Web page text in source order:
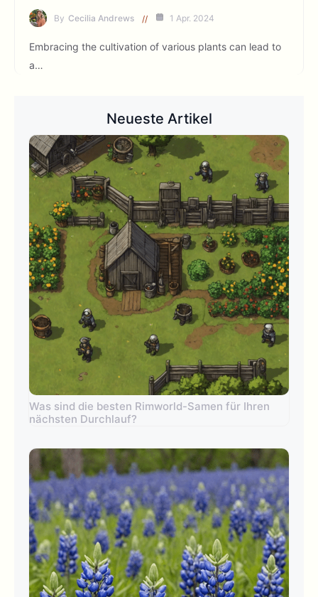
By Cecilia Andrews 1 Apr. 2024
Embracing the cultivation of various plants can lead to
a…
Neueste Artikel
Was sind die besten Rimworld-Samen für Ihren
nächsten Durchlauf?